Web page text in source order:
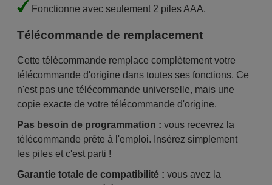
Fonctionne avec seulement 2 piles AAA.
Télécommande de remplacement
Cette télécommande remplace complètement votre
télécommande d'origine dans toutes ses fonctions. Ce
n'est pas une télécommande universelle, mais une
copie exacte de votre télécommande d'origine.
Pas besoin de programmation : vous recevrez la
télécommande prête à l'emploi. Insérez simplement
les piles et c'est parti !
Garantie totale de compatibilité : vous avez la